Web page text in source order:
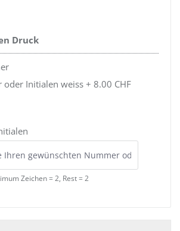
Druck
Initialen weiss + 8.00 CHF
Zeichen = 2, Rest = 2